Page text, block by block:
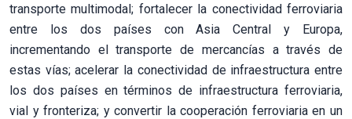
transporte multimodal; fortalecer la conectividad ferroviaria
entre los dos países con Asia Central y Europa,
incrementando el transporte de mercancías a través de
estas vías; acelerar la conectividad de infraestructura entre
los dos países en términos de infraestructura ferroviaria,
vial y fronteriza; y convertir la cooperación ferroviaria en un